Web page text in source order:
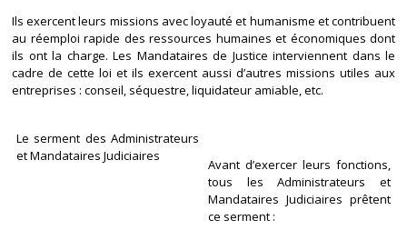
Ils exercent leurs missions avec loyauté et humanisme et contribuent
au réemploi rapide des ressources humaines et économiques dont
ils ont la charge. Les Mandataires de Justice interviennent dans le
cadre de cette loi et ils exercent aussi d’autres missions utiles aux
entreprises : conseil, séquestre, liquidateur amiable, etc.
Le serment des Administrateurs
et Mandataires Judiciaires
Avant d’exercer leurs fonctions,
tous les Administrateurs et
Mandataires Judiciaires prêtent
ce serment :